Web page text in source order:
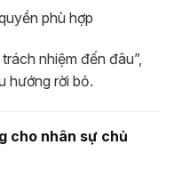
phù hợp
nhiệm đến đâu”,
hướng rời bỏ.
cho nhân sự chủ